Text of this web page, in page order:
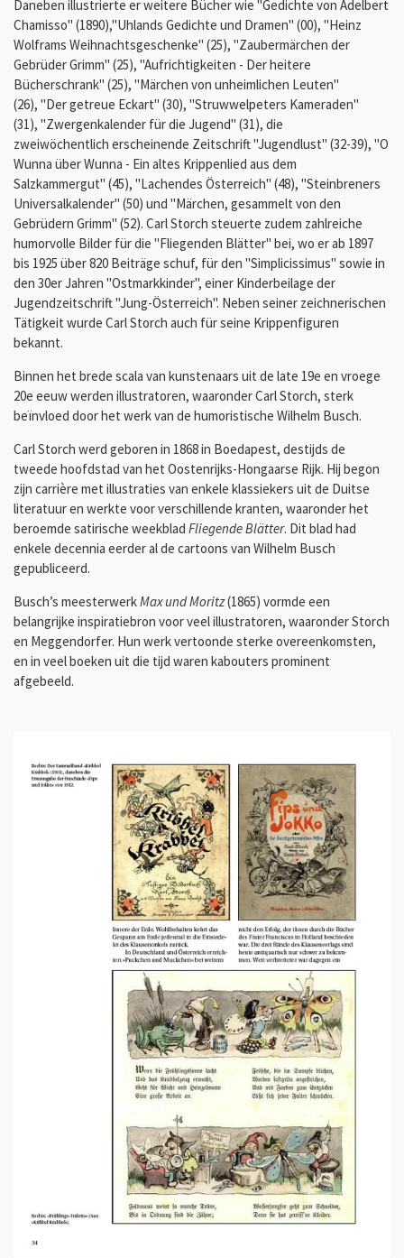
Daneben illustrierte er weitere Bücher wie "Gedichte von Adelbert
Chamisso" (1890),"Uhlands Gedichte und Dramen" (00), "Heinz
Wolframs Weihnachtsgeschenke" (25), "Zaubermärchen der
Gebrüder Grimm" (25), "Aufrichtigkeiten - Der heitere
Bücherschrank" (25), "Märchen von unheimlichen Leuten"
(26), "Der getreue Eckart" (30), "Struwwelpeters Kameraden"
(31), "Zwergenkalender für die Jugend" (31), die
zweiwöchentlich erscheinende Zeitschrift "Jugendlust" (32-39), "O
Wunna über Wunna - Ein altes Krippenlied aus dem
Salzkammergut" (45), "Lachendes Österreich" (48), "Steinbreners
Universalkalender" (50) und "Märchen, gesammelt von den
Gebrüdern Grimm" (52). Carl Storch steuerte zudem zahlreiche
humorvolle Bilder für die "Fliegenden Blätter" bei, wo er ab 1897
bis 1925 über 820 Beiträge schuf, für den "Simplicissimus" sowie in
den 30er Jahren "Ostmarkkinder", einer Kinderbeilage der
Jugendzeitschrift "Jung-Österreich". Neben seiner zeichnerischen
Tätigkeit wurde Carl Storch auch für seine Krippenfiguren
bekannt.
Binnen het brede scala van kunstenaars uit de late 19e en vroege
20e eeuw werden illustratoren, waaronder Carl Storch, sterk
beïnvloed door het werk van de humoristische Wilhelm Busch.
Carl Storch werd geboren in 1868 in Boedapest, destijds de
tweede hoofdstad van het Oostenrijks-Hongaarse Rijk. Hij begon
zijn carrière met illustraties van enkele klassiekers uit de Duitse
literatuur en werkte voor verschillende kranten, waaronder het
beroemde satirische weekblad Fliegende Blätter. Dit blad had
enkele decennia eerder al de cartoons van Wilhelm Busch
gepubliceerd.
Busch’s meesterwerkMax und Moritz(1865) vormde een
belangrijke inspiratiebron voor veel illustratoren, waaronder Storch
en Meggendorfer. Hun werk vertoonde sterke overeenkomsten,
en in veel boeken uit die tijd waren kabouters prominent
afgebeeld.